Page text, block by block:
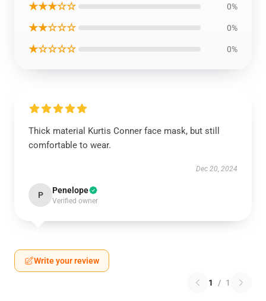
★★★☆☆ 0%
★★☆☆☆ 0%
★☆☆☆☆ 0%
Thick material Kurtis Conner face mask, but still
comfortable to wear.
Dec 20, 2024
P Penelope
Verified owner
Write your review
1 / 1